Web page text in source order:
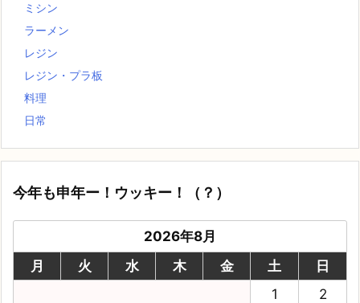
ミシン
ラーメン
レジン
レジン・プラ板
料理
日常
今年も申年ー！ウッキー！（？）
2026年8月
月
火 水 木 金 土
日
1
2